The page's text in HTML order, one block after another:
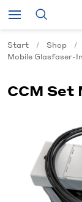
Start Shop
Mobile
CCM Set